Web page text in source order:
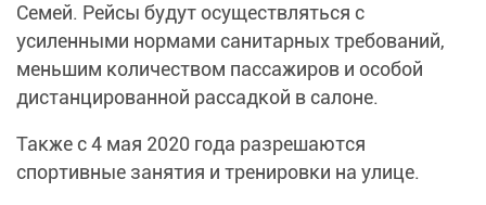
Семей. Рейсы будут осуществляться с
усиленными нормами санитарных требований,
меньшим количеством пассажиров и особой
дистанцированной рассадкой в салоне.
Также с 4 мая 2020 года разрешаются
спортивные занятия и тренировки на улице.